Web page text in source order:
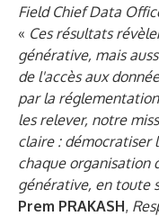
Field Chief Data
« Ces résultats
générative, mais
de l'accès aux
par la
les relever, notre
claire : démocratiser
chaque organisation
générative, en toute
Prem PRAKASH,